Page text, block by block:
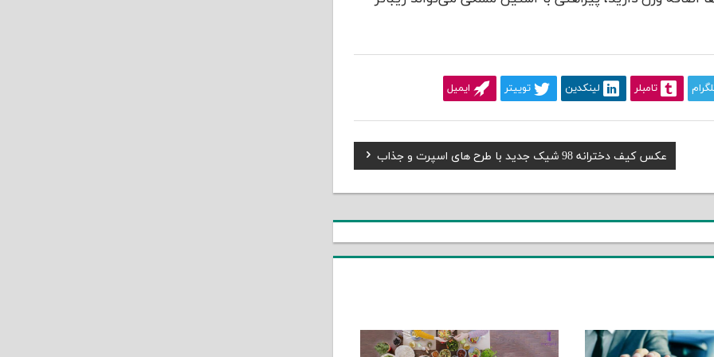
تامبلر لینکدین توییتر ایمیل
Next
Post:
عکس کیف دخترانه 98 شیک جدید با طرح های اسپرت و جذاب